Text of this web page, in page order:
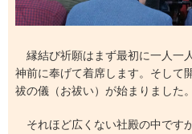
縁結び祈願はまず最初に一人一
神前に奉げて着席します。そして
祓の儀（お祓い）が始まりました。
それほど広くない社殿の中です